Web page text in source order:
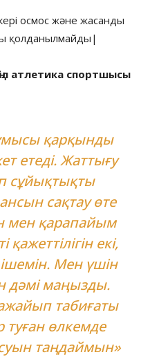
осмос және жасанды
қолданылмайды|
атлетика спортшысы
қарқынды
етеді. Жаттығу
сұйықтықты
сақтау өте
мен қарапайым
екі,
ішемін. Мен үшін
дәмі маңызды.
табиғаты
өлкемде
суын таңдаймын»